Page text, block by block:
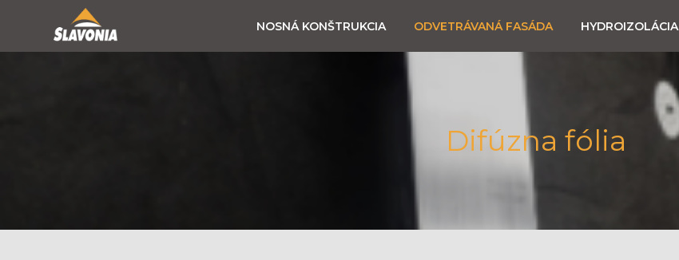
NOSNÁ KONŠTRUKCIA ODVETRÁVANÁ FASÁDA HYDROIZOLÁCIA
Difúzna fólia